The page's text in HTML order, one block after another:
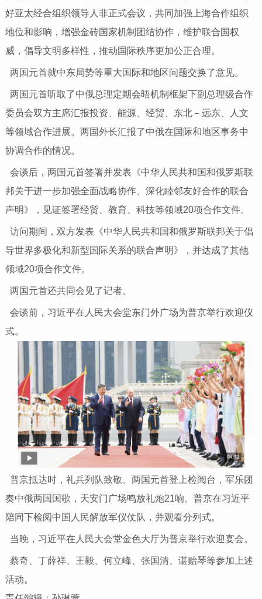
好亚太经合组织领导人非正式会议，共同加强上海合作组织
地位和影响，增强金砖国家机制团结协作，维护联合国权
威，倡导文明多样性，推动国际秩序更加公正合理。
两国元首就中东局势等重大国际和地区问题交换了意见。
两国元首听取了中俄总理定期会晤机制框架下副总理级合作
委员会双方主席汇报投资、能源、经贸、东北－远东、人文
等领域合作进展。两国外长汇报了中俄在国际和地区事务中
协调合作的情况。
会谈后，两国元首签署并发表《中华人民共和国和俄罗斯联
邦关于进一步加强全面战略协作、深化睦邻友好合作的联合
声明》，见证签署经贸、教育、科技等领域20项合作文件。
访问期间，双方发表《中华人民共和国和俄罗斯联邦关于倡
导世界多极化和新型国际关系的联合声明》，并达成了其他
领域20项合作文件。
两国元首还共同会见了记者。
会谈前，习近平在人民大会堂东门外广场为普京举行欢迎仪
式。
普京抵达时，礼兵列队致敬。两国元首登上检阅台，军乐团
奏中俄两国国歌，天安门广场鸣放礼炮21响。普京在习近平
陪同下检阅中国人民解放军仪仗队，并观看分列式。
当晚，习近平在人民大会堂金色大厅为普京举行欢迎宴会。
蔡奇、丁薛祥、王毅、何立峰、张国清、谌贻琴等参加上述
活动。